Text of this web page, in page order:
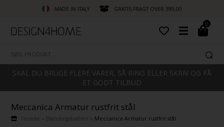
MADE IN ITALY GRATIS FRAGT OVER 399,00
0
SKAL DU BRUGE FLERE VARER, SÅ RING ELLER SKRIV OG FÅ
ET GODT TILBUD
Meccanica Armatur rustfrit stål
Forside Blandingsbatteri Meccanica Armatur rustfrit stål